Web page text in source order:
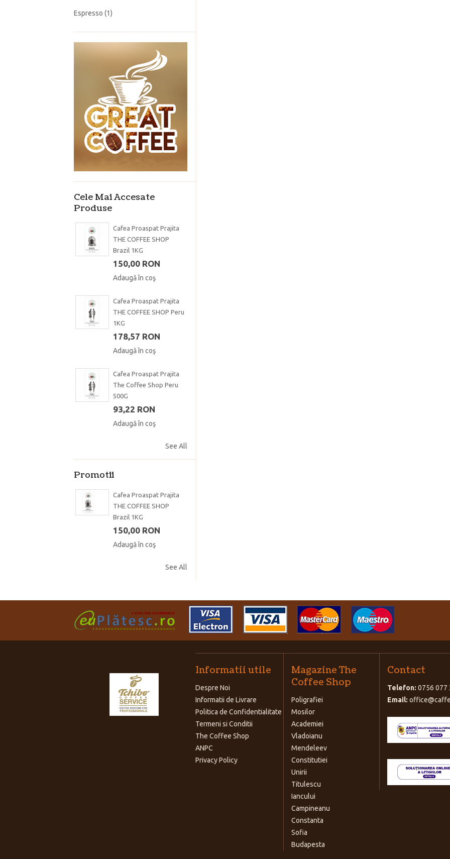
Espresso (1)
Cele Mai Accesate
Produse
Cafea Proaspat Prajita
THE COFFEE SHOP
Brazil 1KG
150,00 RON
Adaugă în coş
Cafea Proaspat Prajita
THE COFFEE SHOP Peru
1KG
178,57 RON
Adaugă în coş
Cafea Proaspat Prajita
The Coffee Shop Peru
500G
93,22 RON
Adaugă în coş
See All
Promotii
Cafea Proaspat Prajita
THE COFFEE SHOP
Brazil 1KG
150,00 RON
Adaugă în coş
See All
Informatii utile
Despre Noi
Informatii de Livrare
Politica de Confidentialitate
Termeni si Conditii
The Coffee Shop
ANPC
Privacy Policy
Magazine The
Coffee Shop
Poligrafiei
Mosilor
Academiei
Vladoianu
Mendeleev
Constitutiei
Unirii
Titulescu
Iancului
Campineanu
Constanta
Sofia
Budapesta
Contact
Telefon: 0756 077
Email: